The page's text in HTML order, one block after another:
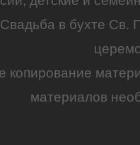
Свадьба в бухте Св.
копирование
материалов